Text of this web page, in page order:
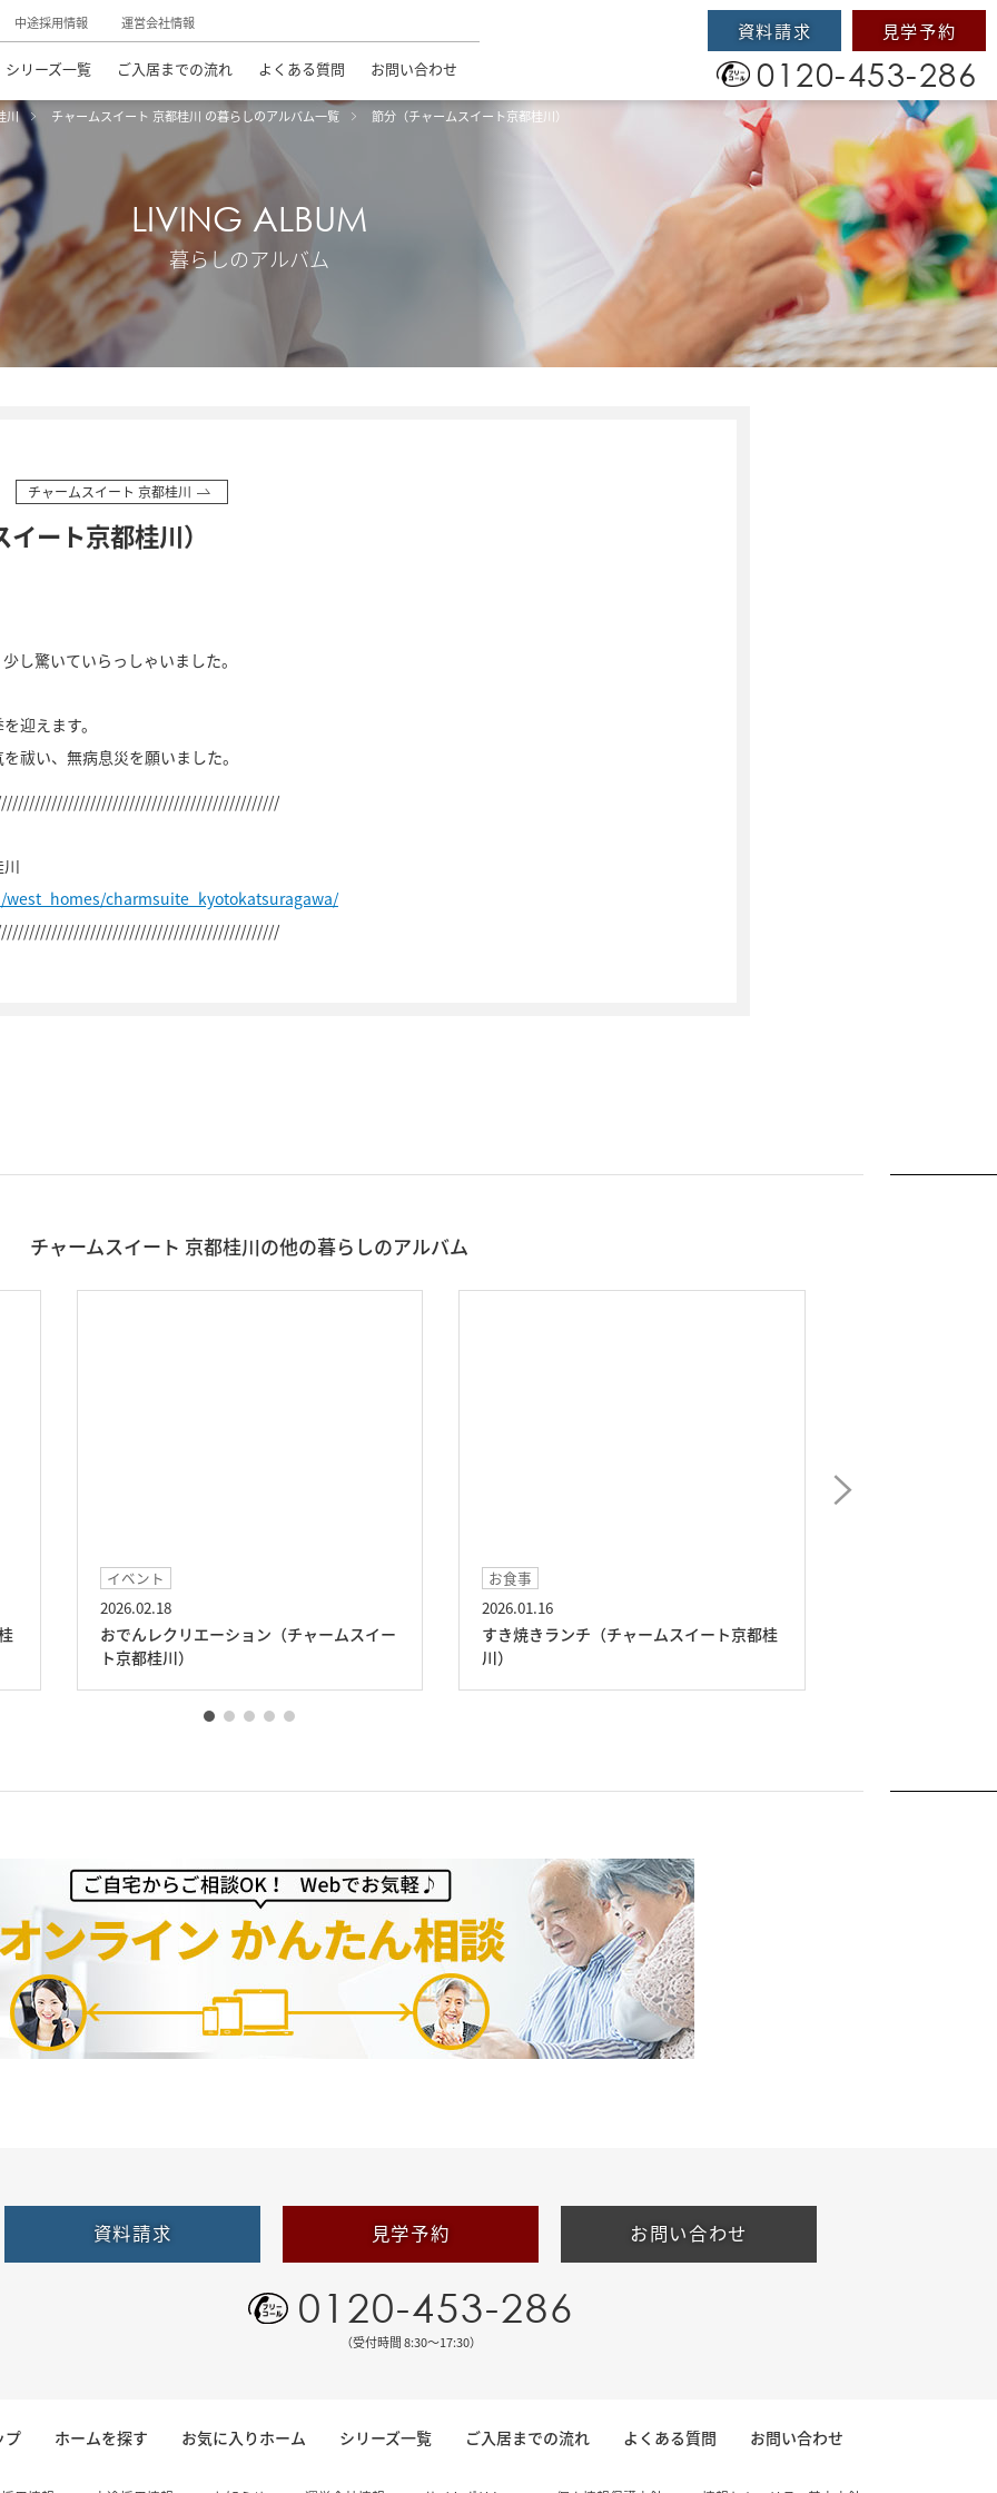
中途採用情報 運営会社情報
シリーズ一覧 ご入居までの流れ よくある質問 お問い合わせ
資料請求 見学予約
0120-453-286
川 チャームスイート 京都桂川 の暮らしのアルバム一覧 節分（チャームスイート京都桂川）
LIVING ALBUM
暮らしのアルバム
チャームスイート 京都桂川
ート京都桂川）
し驚いていらっしゃいました。
迎えます。
祓い、無病息災を願いました。
charmsuite_kyotokatsuragawa/
チャームスイート 京都桂川の他の暮らしのアルバム
チャームスイー
すき焼きランチ（チャームスイート京都桂
クリスマスイベント（チャームスイート京
資料請求 見学予約 お問い合わせ
0120-453-286
（受付時間 8:30〜17:30）
プ ホームを探す お気に入りホーム シリーズ一覧 ご入居までの流れ よくある質問 お問い合わせ